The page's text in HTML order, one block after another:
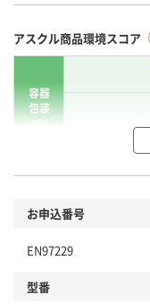
アスクル商品環境スコア
容器
包装
商品
お申込番号
EN97229
型番